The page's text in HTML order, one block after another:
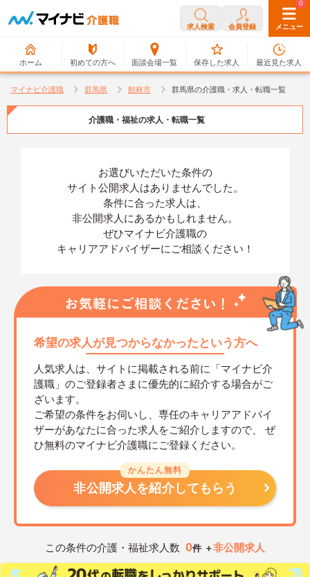
求人検索 会員登録 メニュー
ホーム 初めての方へ 面談会場一覧
0
保存した求人
0
最近見た求人
マイナビ介護職 群馬県 館林市 群馬県の介護職・求人・転職一覧
介護職・福祉の求人・転職一覧
お選びいただいた条件の
サイト公開求人はありませんでした。
条件に合った求人は、
非公開求人にあるかもしれません。
ぜひマイナビ介護職の
キャリアアドバイザーにご相談ください！
希望の求人が見つからなかったという方へ
人気求人は、サイトに掲載される前に「マイナビ介
護職」のご登録者さまに優先的に紹介する場合がご
ざいます。
ご希望の条件をお伺いし、専任のキャリアアドバイ
ザーがあなたに合った求人をご紹介しますので、
ぜ
ひ無料のマイナビ介護職にご登録ください。
かんたん無料
非公開求人を紹介してもらう
この条件の介護・福祉求人数 0件 ＋非公開求人